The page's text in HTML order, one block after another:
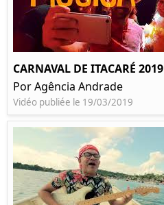
CARNAVAL DE ITACARÉ 2019
Por Agência Andrade
Vidéo publiée le 19/03/2019